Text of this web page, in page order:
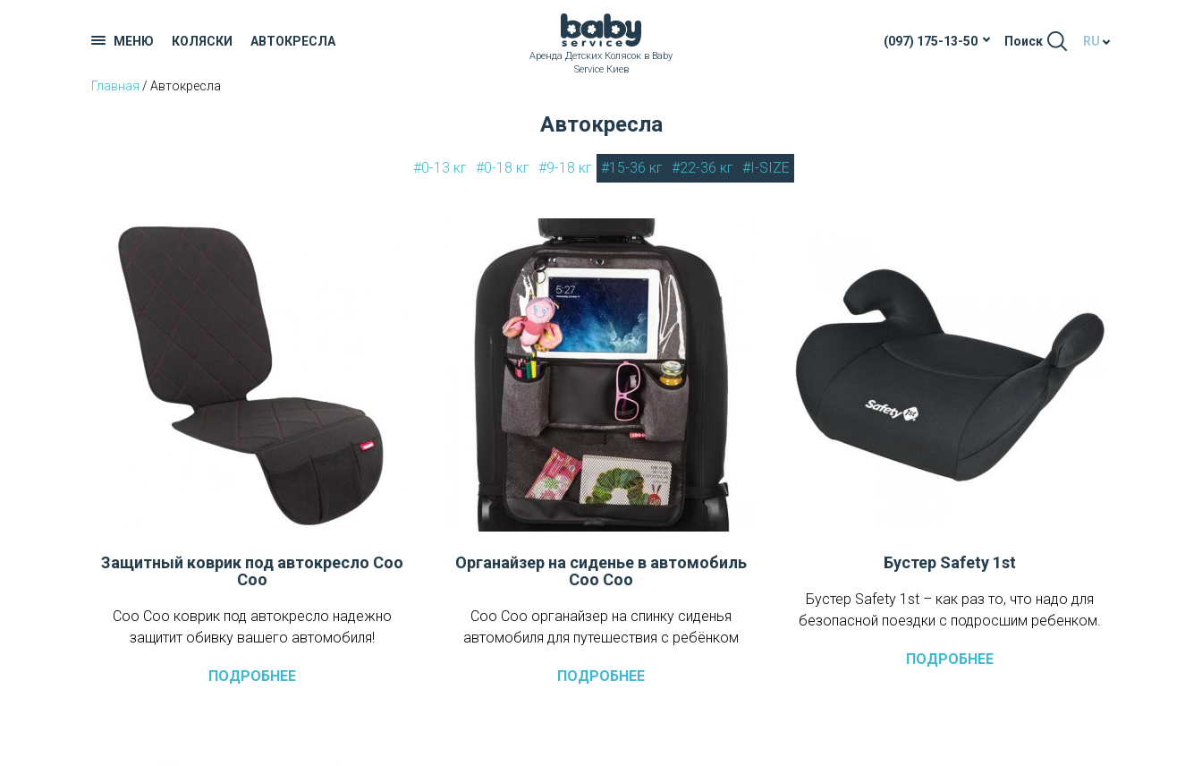
МЕНЮ КОЛЯСКИ АВТОКРЕСЛА
Аренда Детских Колясок в Baby
Service Киев
(097) 175-13-50 Поиск RU
Главная / Автокресла
Автокресла
#0-13 кг #0-18 кг #9-18 кг #15-36 кг #22-36 кг #I-SIZE
Защитный коврик под автокресло Coo
Coo
Coo Coo коврик под автокресло надежно
защитит обивку вашего автомобиля!
ПОДРОБНЕЕ
Органайзер на сиденье в автомобиль
Соо Соо
Соо Соо органайзер на спинку сиденья
автомобиля для путешествия с ребёнком
ПОДРОБНЕЕ
Бустер Safety 1st
Бустер Safety 1st – как раз то, что надо для
безопасной поездки с подросшим ребенком.
ПОДРОБНЕЕ